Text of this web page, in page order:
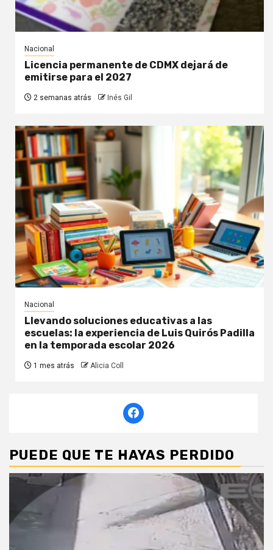
Nacional
Licencia permanente de CDMX dejará de
emitirse para el 2027
2 semanas atrás Inés Gil
Nacional
Llevando soluciones educativas a las
escuelas: la experiencia de Luis Quirós Padilla
en la temporada escolar 2026
1 mes atrás Alicia Coll
PUEDE QUE TE HAYAS PERDIDO